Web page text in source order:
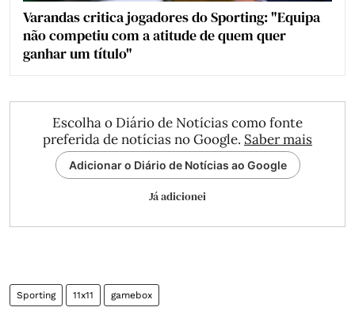
Varandas critica jogadores do Sporting: "Equipa
não competiu com a atitude de quem quer
ganhar um título"
Escolha o Diário de Notícias como fonte
preferida de notícias no Google. Saber mais
Adicionar o Diário de Notícias ao Google
Já adicionei
Sporting 11x11 gamebox